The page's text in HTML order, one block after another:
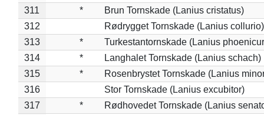
311
*
Brun Tornskade (Lanius cristatus)
312
Rødrygget Tornskade (Lanius collurio)
313
*
Turkestantornskade (Lanius
314
*
Langhalet Tornskade (Lanius schach)
315
*
Rosenbrystet Tornskade (Lanius
316
Stor Tornskade (Lanius excubitor)
317
*
Rødhovedet Tornskade (Lanius